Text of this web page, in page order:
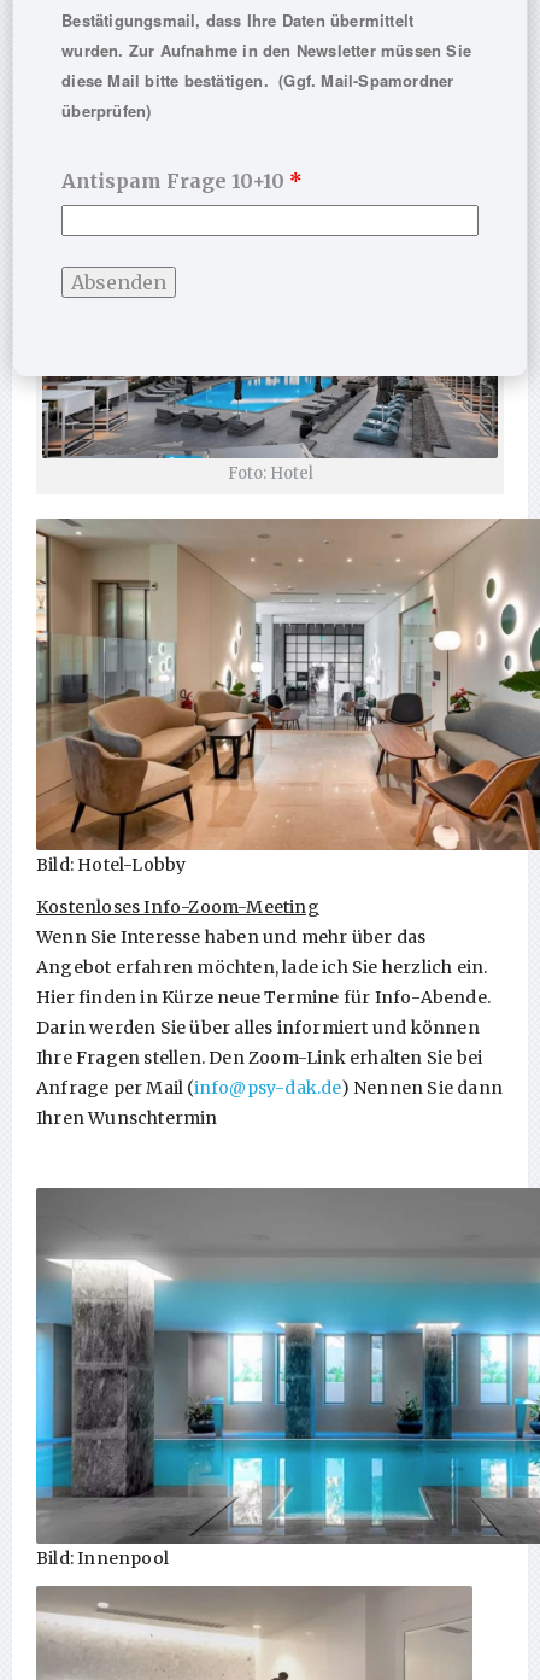
Athen & Kultur in unmittelbarer Nähe
Foto: Hotel
Bild: Hotel-Lobby
Kostenloses Info-Zoom-Meeting
Wenn Sie Interesse haben und mehr über das
Angebot erfahren möchten, lade ich Sie herzlich ein.
Hier finden in Kürze neue Termine für Info-Abende.
Darin werden Sie über alles informiert und können
Ihre Fragen stellen. Den Zoom-Link erhalten Sie bei
Anfrage per Mail (info@psy-dak.de) Nennen Sie dann
Ihren Wunschtermin
Bild: Innenpool
Bestätigungsmail, dass Ihre Daten übermittelt
wurden. Zur Aufnahme in den Newsletter müssen Sie
diese Mail bitte bestätigen. (Ggf. Mail-Spamordner
überprüfen)
Antispam Frage 10+10 *